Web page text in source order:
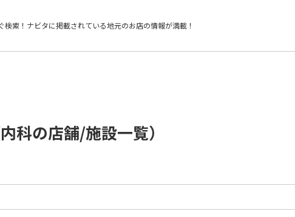
検索！ ナビタに掲載されている地元のお店の情報が満載！
科の店舗/施設一覧）